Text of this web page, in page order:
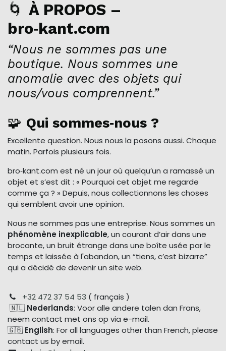
🌀 À PROPOS –
bro‑kant.com
“Nous ne sommes pas une
boutique. Nous sommes une
anomalie avec des objets qui
nous/vous comprennent.”
🧩 Qui sommes‑nous ?
Excellente question. Nous nous la posons aussi. Chaque
matin. Parfois plusieurs fois.
bro‑kant.com est né un jour où quelqu’un a ramassé un
objet et s’est dit : « Pourquoi cet objet me regarde
comme ça ? » Depuis, nous collectionnons les choses
qui semblent avoir une opinion.
Nous ne sommes pas une entreprise. Nous sommes un
phénomène inexplicable, un courant d’air dans une
brocante, un bruit étrange dans une boîte usée par le
temps et laissée à l'abandon, un “tiens, c’est bizarre”
qui a décidé de devenir un site web.
+32 472 37 54 53 ( français )
🇳🇱 Nederlands: Voor alle andere talen dan Frans,
neem contact met ons op via e-mail.
🇬🇧 English: For all languages other than French, please
contact us by email.